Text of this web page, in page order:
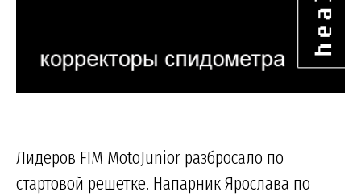
Лидеров FIM MotoJunior разбросало по
стартовой решетке. Напарник Ярослава по